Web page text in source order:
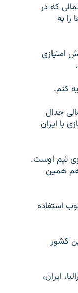
که در
به
امتیازی
کنم.
جدال
با ایران
تیم اوست.
هم همین
استفاده
کشور
تیم‌های استرالیا، ایران،